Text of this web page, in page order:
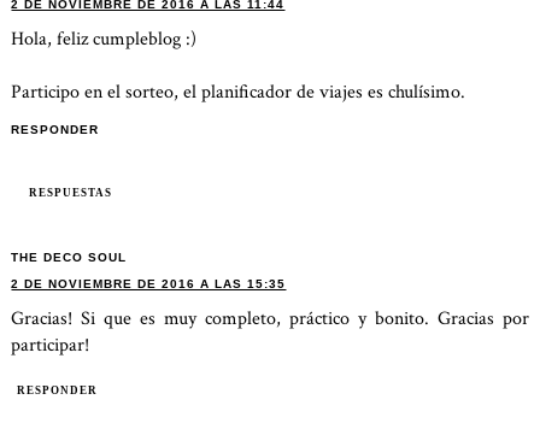
2 DE NOVIEMBRE DE 2016 A LAS 11:44
Hola, feliz cumpleblog :)
Participo en el sorteo, el planificador de viajes es chulísimo.
RESPONDER
RESPUESTAS
THE DECO SOUL
2 DE NOVIEMBRE DE 2016 A LAS 15:35
Gracias! Si que es muy completo, práctico y bonito. Gracias por
participar!
RESPONDER